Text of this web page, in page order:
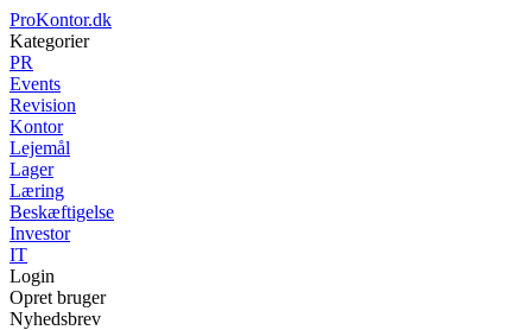
ProKontor.dk
Kategorier
PR
Events
Revision
Kontor
Lejemål
Lager
Læring
Beskæftigelse
Investor
IT
Login
Opret bruger
Nyhedsbrev